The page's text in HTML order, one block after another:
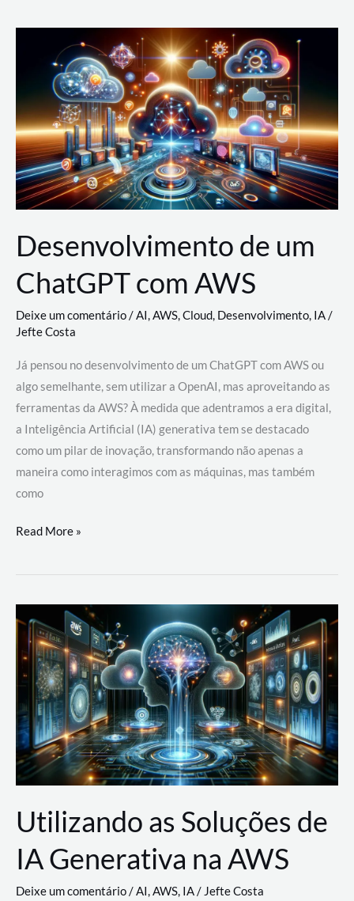
Nuvem:
Google
Cloud,
AWS
e
Azure
Desenvolvimento de um
ChatGPT com AWS
Deixe um comentário/AI,AWS,Cloud, Desenvolvimento, IA/
Jefte Costa
Já pensou no desenvolvimento de um ChatGPT com AWS ou
algo semelhante, sem utilizar a OpenAI, mas aproveitando as
ferramentas da AWS? À medida que adentramos a era digital,
a Inteligência Artificial (IA) generativa tem se destacado
como um pilar de inovação, transformando não apenas a
maneira como interagimos com as máquinas, mas também
como
Desenvolvimento
um
com
AWS
Read More »
Utilizando as Soluções de
IA Generativa na AWS
Deixe um comentário/AI,AWS, IA/Jefte Costa